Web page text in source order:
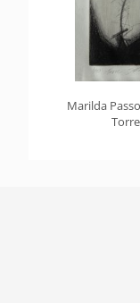
Marilda
Torre